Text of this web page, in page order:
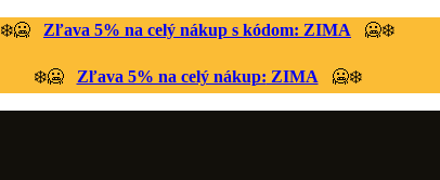
❄️🥶 Zľava 5% na celý nákup s kódom: ZIMA 🥶❄️
❄️🥶 Zľava 5% na celý nákup: ZIMA 🥶❄️